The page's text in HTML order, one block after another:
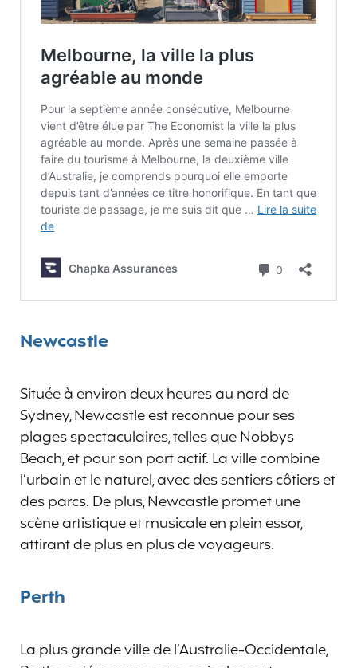
Newcastle
Située à environ deux heures au nord de
Sydney, Newcastle est reconnue pour ses
plages spectaculaires, telles que Nobbys
Beach, et pour son port actif. La ville combine
l’urbain et le naturel, avec des sentiers côtiers et
des parcs. De plus, Newcastle promet une
scène artistique et musicale en plein essor,
attirant de plus en plus de voyageurs.
Perth
La plus grande ville de l’Australie-Occidentale,